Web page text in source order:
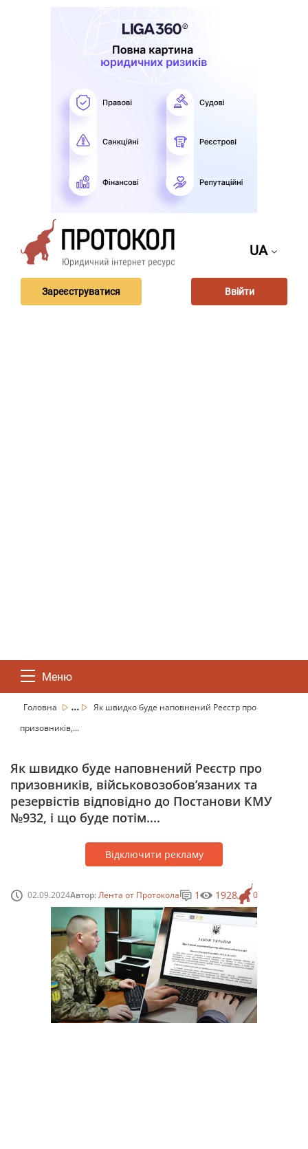
UA
Зареєструватися Ввійти
Меню
Головна ...
Як швидко буде наповнений Реєстр про
призовників,...
Як швидко буде наповнений Реєстр про
призовників, військовозобов’язаних та
резервістів відповідно до Постанови КМУ
№932, і що буде потім....
Відключити рекламу
02.09.2024Автор:Лента от Протокола 0
1 1928